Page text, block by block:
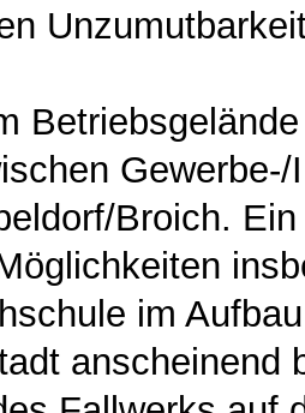
Broich.
im
anscheinend